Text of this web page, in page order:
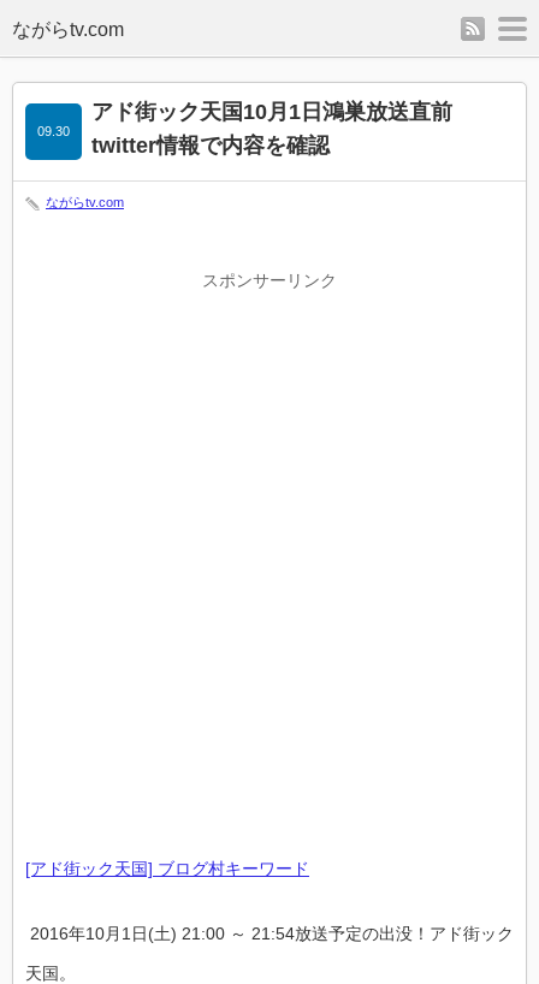
rss
アド街ック天国10月1日鴻巣放送直前
twitter情報で内容を確認
09.30
ながらtv.com
スポンサーリンク
[アド街ック天国] ブログ村キーワード
2016年10月1日(土) 21:00 ～ 21:54放送予定の出没！アド街ック
天国。